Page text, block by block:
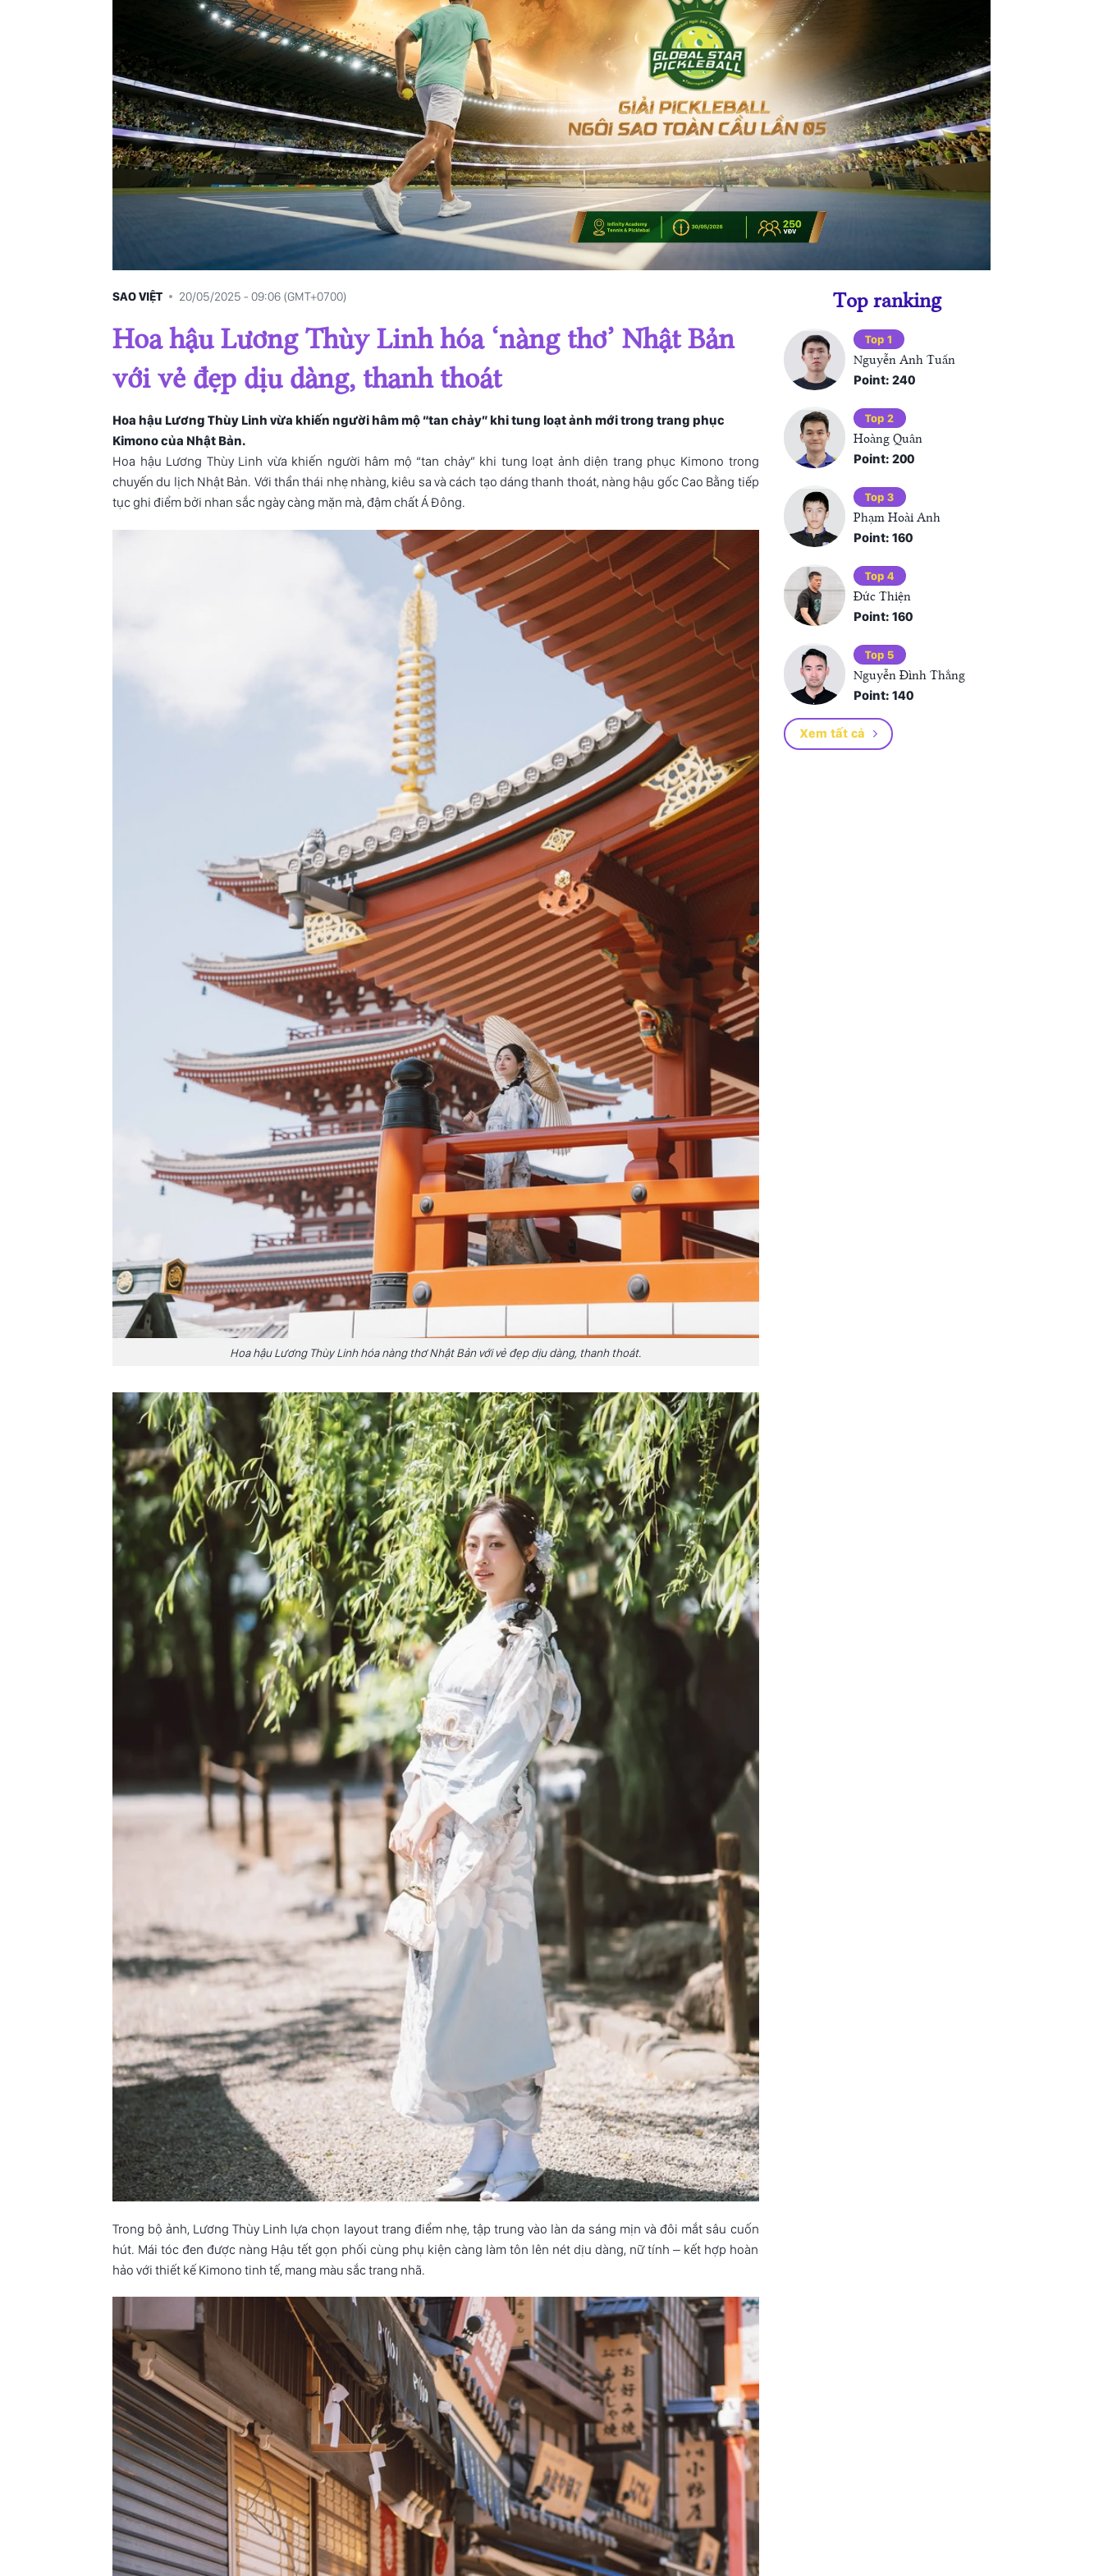
14/06/2025 Giải Pickleball Ngôi sao Toàn cầu lần 4 năm 2025
17/05/2025 Giải Pickleball Ngôi sao Toàn cầu lần 3 năm 2025
26/04/2025 Giải Pickleball Ngôi sao Toàn cầu lần 2 năm 2025
08/03/2025 Giải Pickleball Ngôi sao Toàn cầu lần 1 năm 2025
SAO VIỆT 20/05/2025 - 09:06 (GMT+0700)
Hoa hậu Lương Thùy Linh hóa ‘nàng thơ’ Nhật Bản
với vẻ đẹp dịu dàng, thanh thoát
Hoa hậu Lương Thùy Linh vừa khiến người hâm mộ “tan chảy” khi tung loạt ảnh mới trong trang phục
Kimono của Nhật Bản.
Hoa hậu Lương Thùy Linh vừa khiến người hâm mộ “tan chảy” khi tung loạt ảnh diện trang phục Kimono trong
chuyến du lịch Nhật Bản. Với thần thái nhẹ nhàng, kiêu sa và cách tạo dáng thanh thoát, nàng hậu gốc Cao Bằng tiếp
tục ghi điểm bởi nhan sắc ngày càng mặn mà, đậm chất Á Đông.
Hoa hậu Lương Thùy Linh hóa nàng thơ Nhật Bản với vẻ đẹp dịu dàng, thanh thoát.
Trong bộ ảnh, Lương Thùy Linh lựa chọn layout trang điểm nhẹ, tập trung vào làn da sáng mịn và đôi mắt sâu cuốn
hút. Mái tóc đen được nàng Hậu tết gọn phối cùng phụ kiện càng làm tôn lên nét dịu dàng, nữ tính – kết hợp hoàn
hảo với thiết kế Kimono tinh tế, mang màu sắc trang nhã.
Top ranking
Top 1
Nguyễn Anh Tuấn
Point: 240
Top 2
Hoàng Quân
Point: 200
Top 3
Phạm Hoài Anh
Point: 160
Top 4
Đức Thiện
Point: 160
Top 5
Nguyễn Đình Thắng
Point: 140
Xem tất cả